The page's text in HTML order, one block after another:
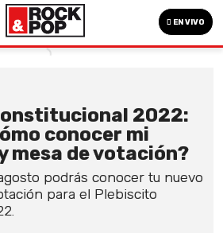
EN VIVO
2022:
conocer mi
mesa de votación?
podrás conocer tu nuevo
para el Plebiscito